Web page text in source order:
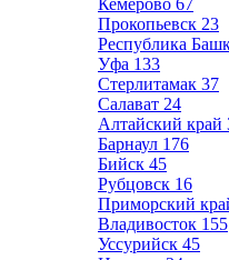
Кемерово 67
Прокопьевск 23
Республика
Уфа 133
Стерлитамак 37
Салават 24
Алтайский край
Барнаул 176
Бийск 45
Рубцовск 16
Приморский
Владивосток 155
Уссурийск 45